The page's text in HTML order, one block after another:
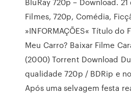
Filmes, 720p, Comédia,
»INFORMAÇÕES« Título do
Meu Carro? Baixar Filme
(2000) Torrent Download
qualidade 720p / BDRip e
Após uma selvagem festa